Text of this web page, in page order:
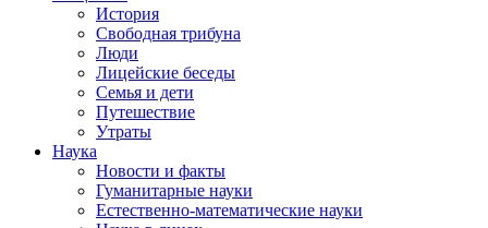
История
Свободная трибуна
Люди
Лицейские беседы
Семья и дети
Путешествие
Утраты
Наука
Новости и факты
Гуманитарные науки
Естественно-математические науки